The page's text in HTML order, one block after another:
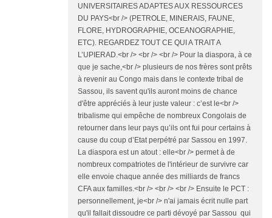
UNIVERSITAIRES ADAPTES AUX RESSOURCES
DU PAYS<br /> (PETROLE, MINERAIS, FAUNE,
FLORE, HYDROGRAPHIE, OCEANOGRAPHIE,
ETC). REGARDEZ TOUT CE QUI A TRAIT A
L’UPIERAD.<br /> <br /> <br /> Pour la diaspora, à ce
que je sache,<br /> plusieurs de nos frères sont prêts
à revenir au Congo mais dans le contexte tribal de
Sassou, ils savent qu'ils auront moins de chance
d'être appréciés à leur juste valeur : c’est le<br />
tribalisme qui empêche de nombreux Congolais de
retourner dans leur pays qu’ils ont fui pour certains à
cause du coup d’Etat perpétré par Sassou en 1997.
La diaspora est un atout : elle<br /> permet à de
nombreux compatriotes de l'intérieur de survivre car
elle envoie chaque année des milliards de francs
CFA aux familles.<br /> <br /> <br /> Ensuite le PCT :
personnellement, je<br /> n'ai jamais écrit nulle part
qu'il fallait dissoudre ce parti dévoyé par Sassou qui